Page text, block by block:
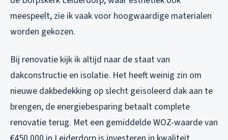
meespeelt, zie ik vaak voor hoogwaardige materialen
worden gekozen.
Bij renovatie kijk ik altijd naar de staat van
dakconstructie en isolatie. Het heeft weinig zin om
nieuwe dakbedekking op slecht geïsoleerd dak aan te
brengen, de energiebesparing betaalt complete
renovatie terug. Met een gemiddelde WOZ-waarde van